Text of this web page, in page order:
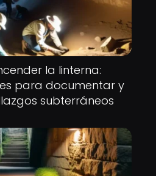
la linterna:
para documentar y
subterráneos